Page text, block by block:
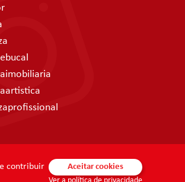
contribuir
Aceitar cookies